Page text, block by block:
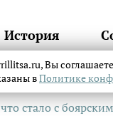
История
что стало с
Вы
вПолитике